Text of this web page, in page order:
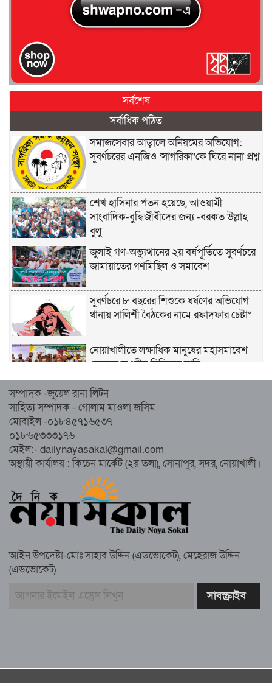
সর্বশেষ
সর্বাধিক পঠিত
সমাজসেবার আড়ালে অনিয়মের অভিযোগ:
সুবর্ণচরের এনজিও ‘সাগরিকা’কে ঘিরে নানা প্রশ্ন
শেখ হাসিনার পতন হয়েছে, আওয়ামী
সাংবাদিক-বুদ্ধিজীবীদের জন্য -বরকত উল্লাহ
বুলু
জুলাই গণ-অভ্যুত্থানের ২য় বর্ষপূর্তিতে সুবর্ণচরে
জামায়াতের গণমিছিল ও সমাবেশ
সুবর্ণচরে ৮ বছরের শিশুকে ধর্ষণের অভিযোগ
থানায় সালিশী বৈঠকের নামে রফাদফার চেষ্টা“
নোয়াখালীতে লক্ষাধিক মানুষের মহাসমাবেশ
হেজবুত তওহীদ নিষিদ্ধের দাবি
নোয়াখালীতে ইসলামী মহাসমাবেশের প্রস্তুতি
সম্পন্ন, অংশ নেবেন লক্ষাধিক মানুষ
নোয়াখালীতে ইসলামী ছাত্রশিবিরের ‘অদম্য
জুলাই’ মিছিল
সুবর্ণচরে মায়ের অভিযোগে সাবেক ভাইস
চেয়ারম্যান গ্রেপ্তার
স্মরণ সভায় মিলাদ ও দোয়া
সম্পাদক -জুয়েল রানা লিটন
সাহিত্য সম্পাদক - গোলাম মাওলা জসিম
মোবাইল -০১৮৪৫৭১৬৫৩৭
০১৮৬৫৩৩৩১৭৬
মেইল:- dailynayasakal@gmail.com
অস্থায়ী কার্যালয় : কিচেন মার্কেট (২য় তলা), সোনাপুর, সদর, নোয়াখালী।
আইন উপদেষ্টা-মোঃ সাহাব উদ্দিন (এডভোকেট), মেহেরাজ উদ্দিন
(এডভোকেট)